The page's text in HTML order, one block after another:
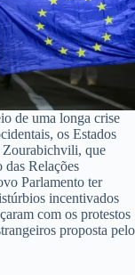
de uma longa crise
os Estados
que
das Relações
Parlamento ter
incentivados
com os protestos
proposta pelo